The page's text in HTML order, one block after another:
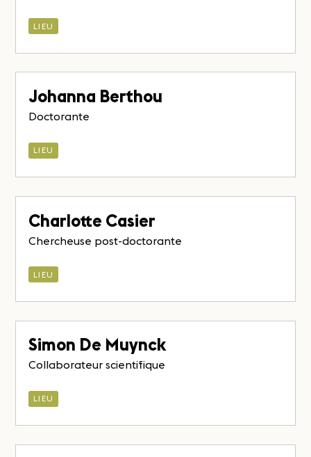
LIEU
Johanna Berthou
Doctorante
LIEU
Charlotte Casier
Chercheuse post-doctorante
LIEU
Simon De Muynck
Collaborateur scientifique
LIEU